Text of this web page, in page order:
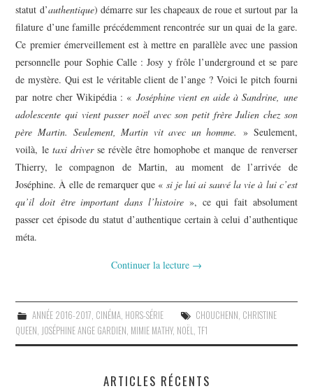
statut d’authentique) démarre sur les chapeaux de roue et surtout par la
filature d’une famille précédemment rencontrée sur un quai de la gare.
Ce premier émerveillement est à mettre en parallèle avec une passion
personnelle pour Sophie Calle : Josy y frôle l’underground et se pare
de mystère. Qui est le véritable client de l’ange ? Voici le pitch fourni
par notre cher Wikipédia : « Joséphine vient en aide à Sandrine, une
adolescente qui vient passer noël avec son petit frère Julien chez son
père Martin. Seulement, Martin vit avec un homme.» Seulement,
voilà, le taxi driverse révèle être homophobe et manque de renverser
Thierry, le compagnon de Martin, au moment de l’arrivée de
Joséphine. À elle de remarquer que « si je lui ai sauvé la vie à lui c’est
qu’il doit être important dans l’histoire», ce qui fait absolument
passer cet épisode du statut d’authentique certain à celui d’authentique
méta.
Continuer la lecture →
ANNÉE 2016-2017, CINÉMA, HORS-SÉRIE CHOUCHENN, CHRISTINE
QUEEN, JOSÉPHINE ANGE GARDIEN, MIMIE MATHY, NOËL,TF1
ARTICLES RÉCENTS